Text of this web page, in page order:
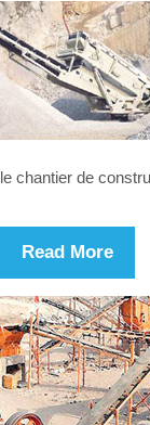
le chantier de
Read More